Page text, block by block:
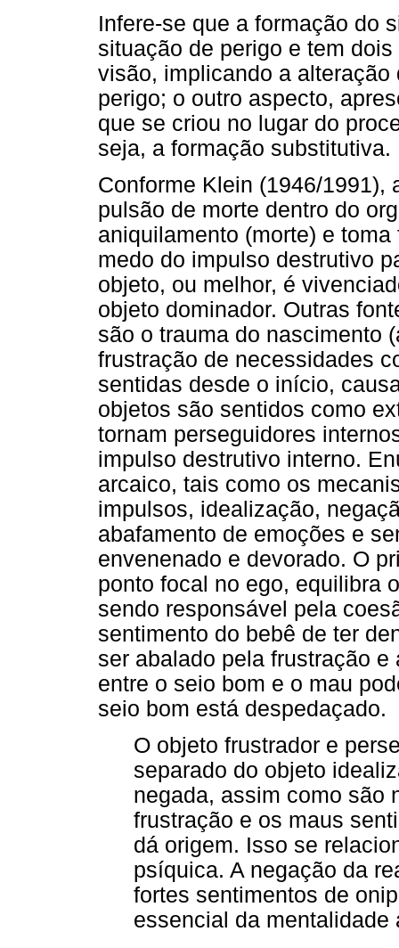
Infere-se que a formação do
situação de perigo e tem
visão, implicando a
perigo; o outro aspecto,
que se criou no lugar do
seja, a formação substitutiva.
Conforme Klein (1946/1991),
pulsão de morte dentro do
aniquilamento (morte) e
medo do impulso destrutivo
objeto, ou melhor, é
objeto dominador. Outras
são o trauma do nascimento
frustração de necessidades
sentidas desde o início,
objetos são sentidos como
tornam perseguidores
impulso destrutivo interno.
arcaico, tais como os
impulsos, idealização,
abafamento de emoções e
envenenado e devorado. O
ponto focal no ego, equilibra
sendo responsável pela
sentimento do bebê de ter
ser abalado pela frustração
entre o seio bom e o mau
seio bom está despedaçado.
O objeto frustrador e
separado do objeto
negada, assim como são
frustração e os maus
dá origem. Isso se
psíquica. A negação da
fortes sentimentos de
essencial da